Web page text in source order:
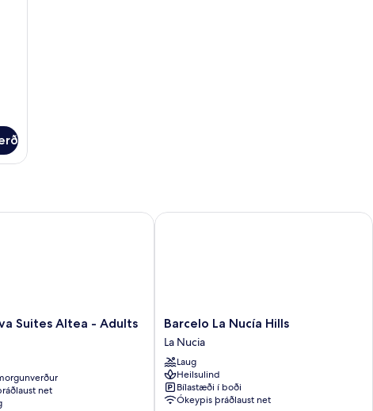
Suites Altea - Adults
net
Altea - Adults Only
Barcelo
La
Nucía
Hills
La
Nucia
Barcelo La Nucía Hills
La Nucia
Laug
Heilsulind
Bílastæði í boði
Ókeypis þráðlaust net
Barcelo La Nucía Hills